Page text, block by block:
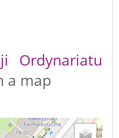
Ordynariatu
a map